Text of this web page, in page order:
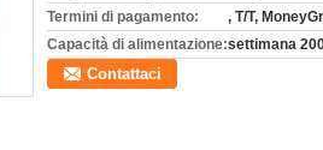
Termini di pagamento:
, T/T,
Capacità di alimentazione:settimana
Contattaci